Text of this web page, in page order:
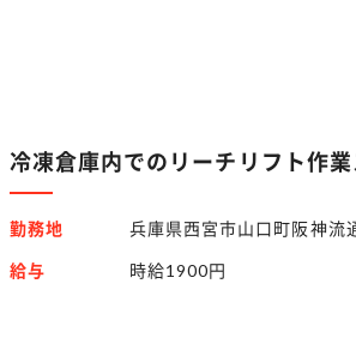
冷凍倉庫内でのリーチリフト作業
勤務地 兵庫県西宮市山口町阪神流
給与 時給1900円